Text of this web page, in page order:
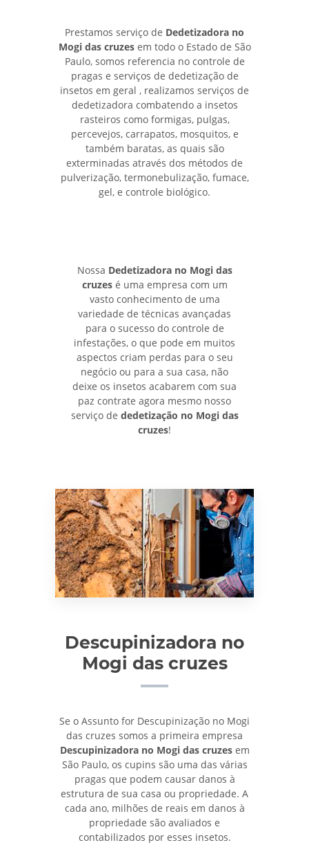
Prestamos serviço de Dedetizadora no
Mogi das cruzesem todo o Estado de São
Paulo, somos referencia no controle de
pragas e serviços de dedetização de
insetos em geral , realizamos serviços de
dedetizadora combatendo a insetos
rasteiros como formigas, pulgas,
percevejos, carrapatos, mosquitos, e
também baratas, as quais são
exterminadas através dos métodos de
pulverização, termonebulização, fumace,
gel, e controle biológico.
Nossa Dedetizadora no Mogi das
cruzesé uma empresa com um
vasto conhecimento de uma
variedade de técnicas avançadas
para o sucesso do controle de
infestações, o que pode em muitos
aspectos criam perdas para o seu
negócio ou para a sua casa, não
deixe os insetos acabarem com sua
paz contrate agora mesmo nosso
serviço de dedetização no Mogi das
cruzes!
Descupinizadora no
Mogi das cruzes
Se o Assunto for Descupinização no Mogi
das cruzes somos a primeira empresa
Descupinizadora no Mogi das cruzesem
São Paulo, os cupins são uma das várias
pragas que podem causar danos à
estrutura de sua casa ou propriedade. A
cada ano, milhões de reais em danos à
propriedade são avaliados e
contabilizados por esses insetos.